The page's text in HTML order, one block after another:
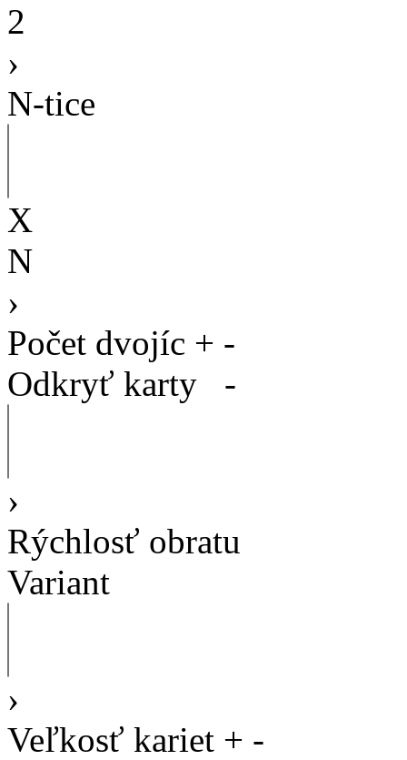
2
›
N-tice
X
N
›
Počet dvojíc + -
Odkryť karty
-
›
Rýchlosť obratu
Variant
›
Veľkosť kariet + -